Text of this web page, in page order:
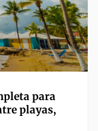
para
playas,